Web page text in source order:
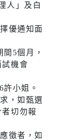
人」及白
優通知面
5個月，
試機會
小姐。
，如甄選
切勿報
徵者，如